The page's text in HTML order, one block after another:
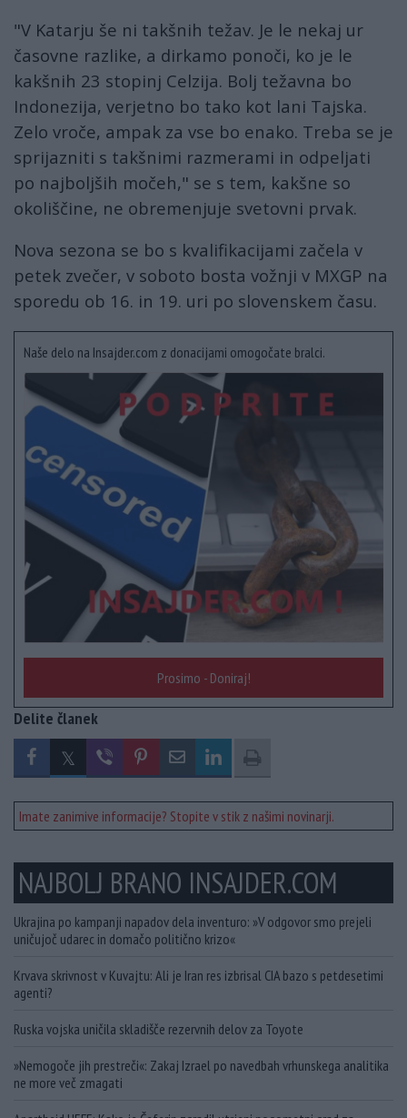
"V Katarju še ni takšnih težav. Je le nekaj ur
časovne razlike, a dirkamo ponoči, ko je le
kakšnih 23 stopinj Celzija. Bolj težavna bo
Indonezija, verjetno bo tako kot lani Tajska.
Zelo vroče, ampak za vse bo enako. Treba se je
sprijazniti s takšnimi razmerami in odpeljati
po najboljših močeh," se s tem, kakšne so
okoliščine, ne obremenjuje svetovni prvak.
Nova sezona se bo s kvalifikacijami začela v
petek zvečer, v soboto bosta vožnji v MXGP na
sporedu ob 16. in 19. uri po slovenskem času.
Naše delo na Insajder.com z donacijami omogočate bralci.
Prosimo - Doniraj!
Delite članek
Imate zanimive informacije? Stopite v stik z našimi novinarji.
NAJBOLJ BRANO INSAJDER.COM
Ukrajina po kampanji napadov dela inventuro: »V odgovor smo prejeli
uničujoč udarec in domačo politično krizo«
Krvava skrivnost v Kuvajtu: Ali je Iran res izbrisal CIA bazo s petdesetimi
agenti?
Ruska vojska uničila skladišče rezervnih delov za Toyote
»Nemogoče jih prestreči«: Zakaj Izrael po navedbah vrhunskega analitika
ne more več zmagati